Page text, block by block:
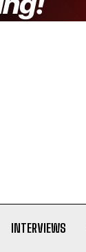
INTERVIEWS